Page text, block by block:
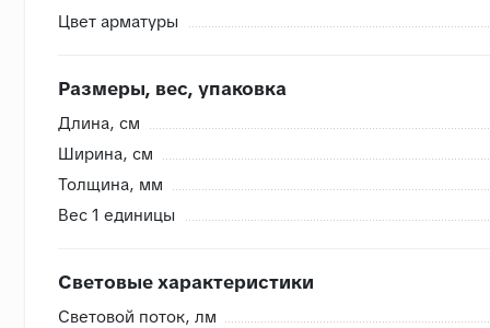
Цвет арматуры
Размеры, вес, упаковка
Длина, cм
Ширина, cм
Толщина, мм
Вес 1 единицы
Световые характеристики
Световой поток, лм
- Сверяем номера партий, чтобы избежать разнотона
- Проверяем на бой перед загрузкой, чтобы
- Привозим с запасом складские позиции, чтобы при
- Храним на закрытом складе, коробки защищены от